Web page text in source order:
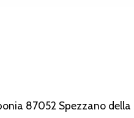
87052 Spezzano della